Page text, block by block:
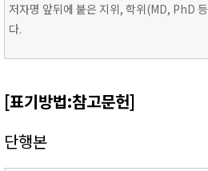
저자명 앞뒤에 붙은 지위, 학위(MD, PhD
다.
[표기방법:참고문헌]
단행본